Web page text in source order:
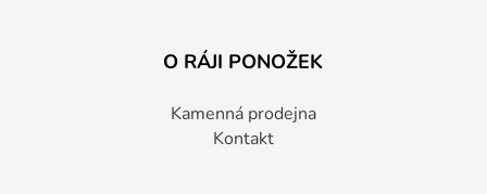
O RÁJI PONOŽEK
Kamenná prodejna
Kontakt